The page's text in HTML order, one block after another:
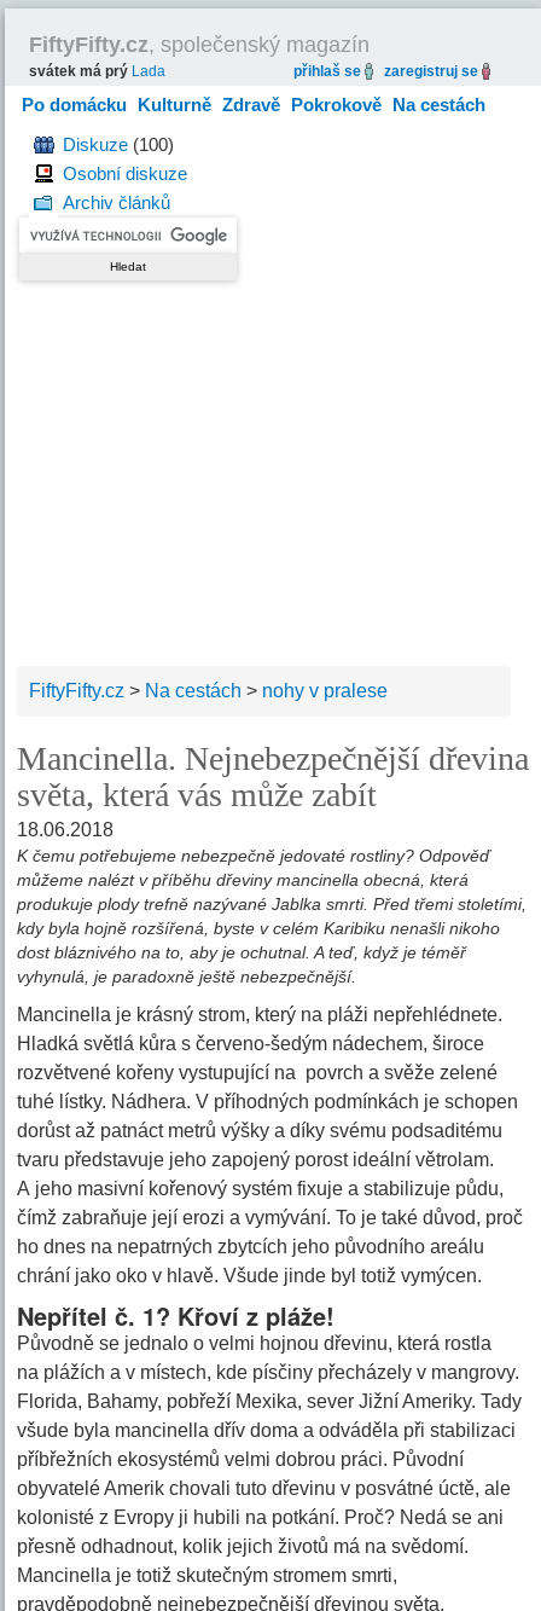
FiftyFifty.cz, společenský magazín
svátek má prý Lada přihlaš se zaregistruj se
Po domácku Kulturně Zdravě Pokrokově Na cestách
HravěDiskuze (100)
Osobní diskuze
Archiv článků
FiftyFifty.cz > Na cestách > nohy v pralese
Mancinella. Nejnebezpečnější dřevina
světa, která vás může zabít
18.06.2018
K čemu potřebujeme nebezpečně jedovaté rostliny? Odpověď
můžeme nalézt v příběhu dřeviny mancinella obecná, která
produkuje plody trefně nazývané Jablka smrti. Před třemi stoletími,
kdy byla hojně rozšířená, byste v celém Karibiku nenašli nikoho
dost bláznivého na to, aby je ochutnal. A teď, když je téměř
vyhynulá, je paradoxně ještě nebezpečnější.
Mancinella je krásný strom, který na pláži nepřehlédnete.
Hladká světlá kůra s červeno-šedým nádechem, široce
rozvětvené kořeny vystupující na povrch a svěže zelené
tuhé lístky. Nádhera. V příhodných podmínkách je schopen
dorůst až patnáct metrů výšky a díky svému podsaditému
tvaru představuje jeho zapojený porost ideální větrolam.
A jeho masivní kořenový systém fixuje a stabilizuje půdu,
čímž zabraňuje její erozi a vymývání. To je také důvod, proč
ho dnes na nepatrných zbytcích jeho původního areálu
chrání jako oko v hlavě. Všude jinde byl totiž vymýcen.
Nepřítel č. 1? Křoví z pláže!
Původně se jednalo o velmi hojnou dřevinu, která rostla
na plážích a v místech, kde písčiny přecházely v mangrovy.
Florida, Bahamy, pobřeží Mexika, sever Jižní Ameriky. Tady
všude byla mancinella dřív doma a odváděla při stabilizaci
příbřežních ekosystémů velmi dobrou práci. Původní
obyvatelé Amerik chovali tuto dřevinu v posvátné úctě, ale
kolonisté z Evropy ji hubili na potkání. Proč? Nedá se ani
přesně odhadnout, kolik jejich životů má na svědomí.
Mancinella je totiž skutečným stromem smrti,
pravděpodobně nejnebezpečnější dřevinou světa.